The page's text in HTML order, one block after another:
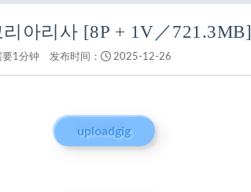
리아리사 [8P + 1V／721.3MB]
要1分钟 发布时间： 2025-12-26
uploadgig